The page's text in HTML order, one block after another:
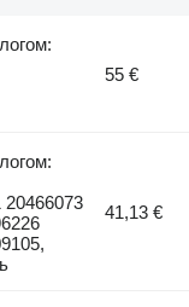
55 €
20466073
41,13 €